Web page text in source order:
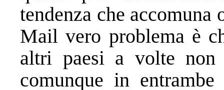
tendenza che accomuna
Mail vero problema è
altri paesi a volte
comunque in